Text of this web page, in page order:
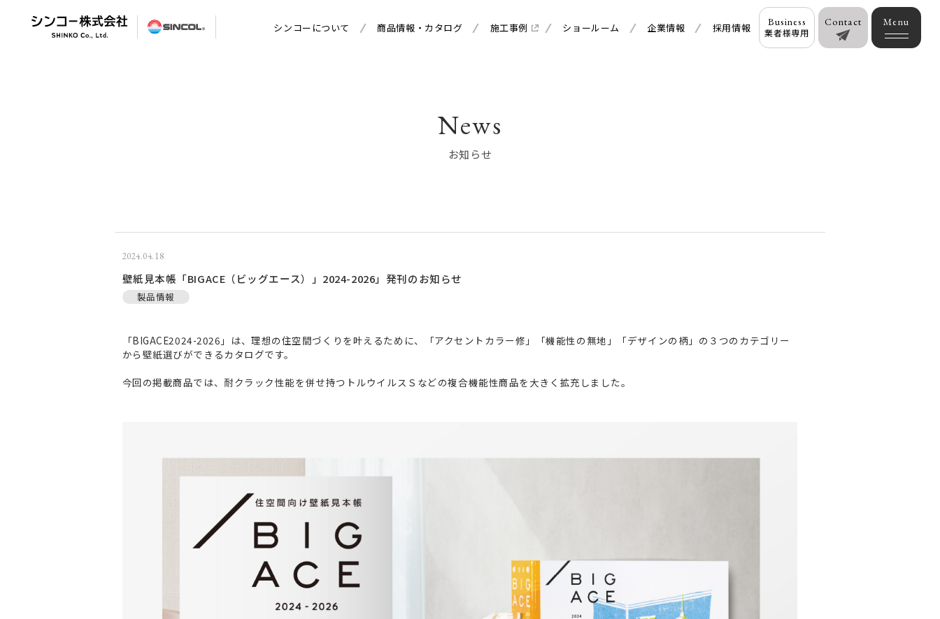
シンコーについて 商品情報・カタログ 施工事例 ショールーム 企業情報 採用情報 Business
業者様専用
Contact
News
お知らせ
2024.04.18
壁紙見本帳「BIGACE（ビッグエース）」2024-2026」発刊のお知らせ
製品情報
「BIGACE2024-2026」は、理想の住空間づくりを叶えるために、「アクセントカラー修」「機能性の無地」「デザインの柄」の３つのカテゴリー
から壁紙選びができるカタログです。
今回の掲載商品では、耐クラック性能を併せ持つトルウイルスＳなどの複合機能性商品を大きく拡充しました。